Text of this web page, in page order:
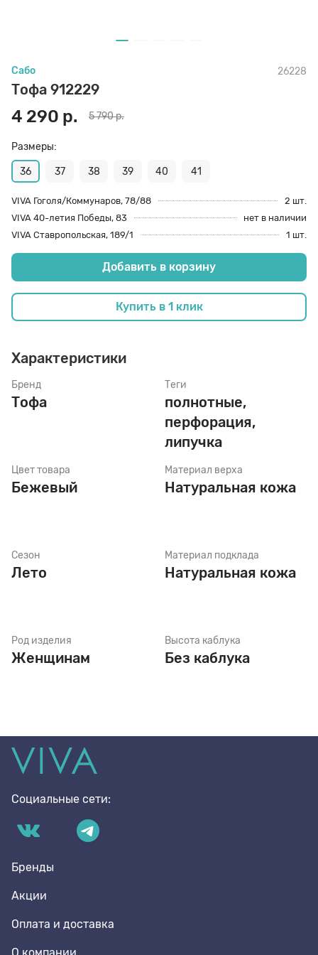
Сабо 26228
Тофа 912229
4 290 р. 5 790 р.
Размеры:
36 37 38 39 40 41
VIVA Гоголя/Коммунаров, 78/88
2 шт.
VIVA 40-летия Победы, 83
нет в наличии
VIVA Ставропольская, 189/1
1 шт.
Добавить в корзину
Купить в 1 клик
Характеристики
Бренд
Тофа
Цвет товара
Бежевый
Сезон
Лето
Род изделия
Женщинам
Теги
полнотные,
перфорация,
липучка
Материал верха
Натуральная кожа
Материал подклада
Натуральная кожа
Высота каблука
Без каблука
Социальные сети:
Бренды
Акции
Оплата и доставка
8 den
Полустельки
Пропитка
Пяткоудерживатели
Растяжитель и Очиститель
Салфетки
Стельки
Шнурки